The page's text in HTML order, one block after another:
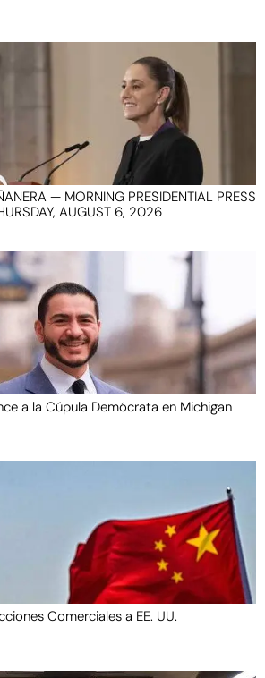
— MORNING PRESIDENTIAL PRESS
AUGUST 6, 2026
a la Cúpula Demócrata en Michigan
Comerciales a EE. UU.